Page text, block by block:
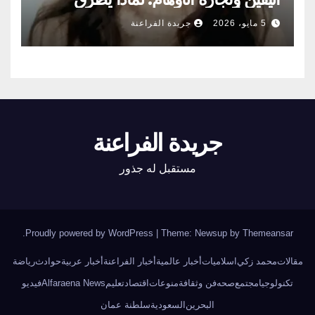
الناس أبواب المشعوذين
5 مايو، 2026 جريدة الفراعنة
جريدة الفراعنة
مستقبل له جذور
Proudly powered by WordPress Theme: Newsup by Themeansar
.
مقالاتمحمد زكي اسلامياتأخبار عالمية أخبار الفراعنة أخبار عربيةحوادثرياضة
تكنولوجيامجتمعصحهفن وثقافةمنوعات اقتصادتعليمAlfaraena Newsفيديو
البحرين السعوديةسلطنة عمان